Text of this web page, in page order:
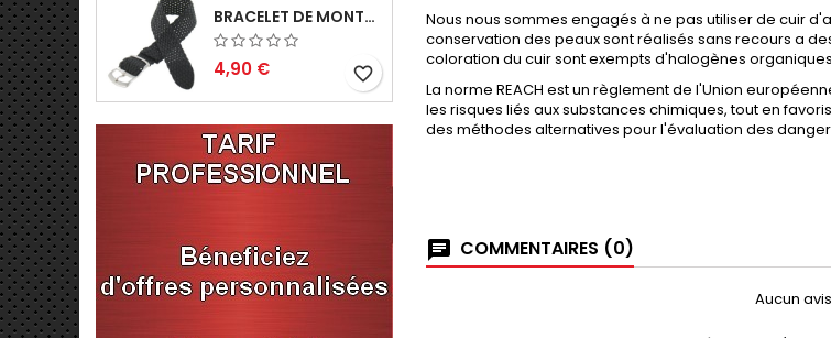
BRACELET DE MONTRE 14MM NOIR PERLON EN NYLON TRESSÉ FABRICATION ARTISANALE
4,90 € favorite_border
Nous nous sommes engagés à ne pas utiliser de cuir
conservation des peaux sont réalisés sans recours a
coloration du cuir sont exempts d'halogènes
La norme REACH est un règlement de l'Union
les risques liés aux substances chimiques, tout en
des méthodes alternatives pour l'évaluation des
COMMENTAIRES (0)
Aucun